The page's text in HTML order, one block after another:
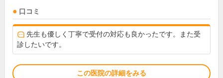
口コミ
先生も優しく丁寧で受付の対応も良かったです。また受
診したいです。
この医院の詳細をみる